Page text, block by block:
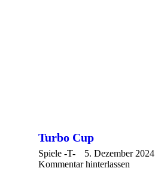
Turbo Cup
Spiele -T-
5. Dezember 2024
Kommentar hinterlassen